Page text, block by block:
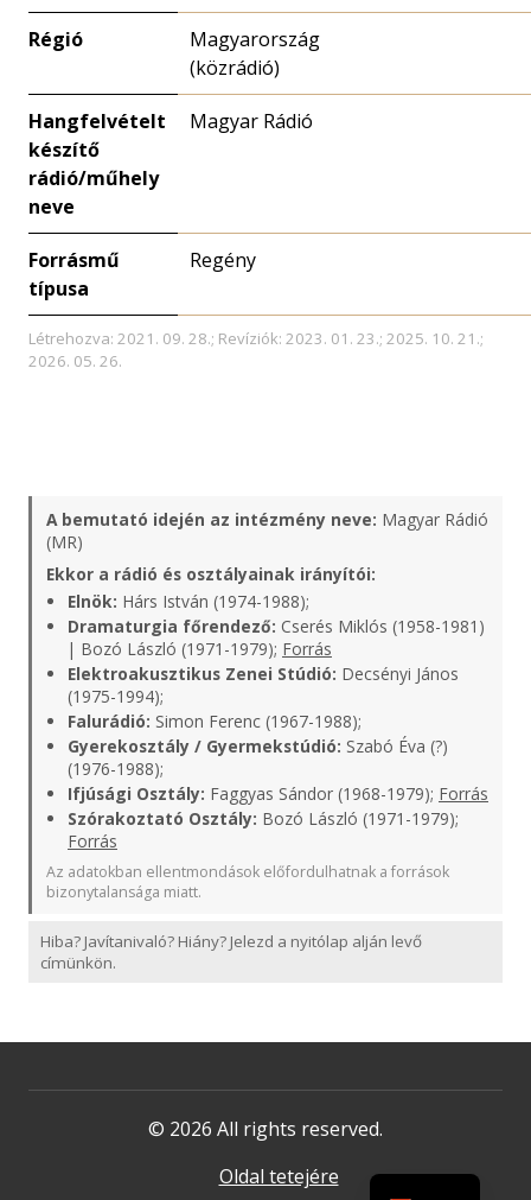
Régió
Magyarország
(közrádió)
Hangfelvételt
készítő
rádió/műhely
neve
Magyar Rádió
Forrásmű
típusa
Regény
Létrehozva: 2021. 09. 28.; Revíziók: 2023. 01. 23.; 2025. 10. 21.;
2026. 05. 26.
A bemutató idején az intézmény neve: Magyar Rádió
(MR)
Ekkor a rádió és osztályainak irányítói:
Elnök: Hárs István (1974-1988);
Dramaturgia főrendező: Cserés Miklós (1958-1981)
| Bozó László (1971-1979); Forrás
Elektroakusztikus Zenei Stúdió: Decsényi János
(1975-1994);
Falurádió: Simon Ferenc (1967-1988);
Gyerekosztály / Gyermekstúdió: Szabó Éva (?)
(1976-1988);
Ifjúsági Osztály: Faggyas Sándor (1968-1979); Forrás
Szórakoztató Osztály: Bozó László (1971-1979);
Forrás
Az adatokban ellentmondások előfordulhatnak a források
bizonytalansága miatt.
Hiba? Javítanivaló? Hiány? Jelezd a nyitólap alján levő
címünkön.
© 2026 All rights reserved.
Oldal tetejére